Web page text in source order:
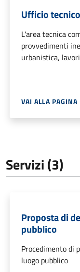
Ufficio tecnico
L'area tecnica
provvedimenti
urbanistica,
VAI ALLA PAGINA
Servizi (3)
Proposta di
pubblico
Procedimento di
luogo pubblico